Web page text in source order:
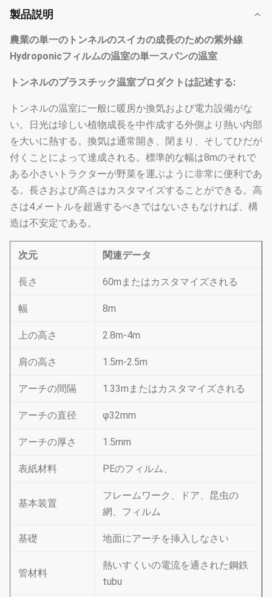
製品説明
農業の単一のトンネルのスイカの成長のための紫外線
Hydroponicフィルムの温室の単一スパンの温室
トンネルのプラスチック温室プロダクトは記述する:
トンネルの温室に一般に暖房か換気および電力設備がな
い。日光は珍しい植物成長を中作成する外側より熱い内部
を大いに熱する。換気は通常開き、閉まり、そしてひだが
付くことによって達成される。標準的な幅は8mのそれで
ある小さいトラクターが野菜を運ぶように非常に便利であ
る。長さおよび高さはカスタマイズすることができる。高
さは4メートルを超過するべきではないさもなければ、構
造は不安定である。
次元 関連データ
長さ 60mまたはカスタマイズされる
幅 8m
上の高さ 2.8m-4m
肩の高さ 1.5m-2.5m
アーチの間隔 1.33mまたはカスタマイズされる
アーチの直径 φ32mm
アーチの厚さ 1.5mm
表紙材料 PEのフィルム、
基本装置
フレームワーク、ドア、昆虫の
網、フィルム
基礎 地面にアーチを挿入しなさい
管材料
熱いすくいの電流を通された鋼鉄
tubu